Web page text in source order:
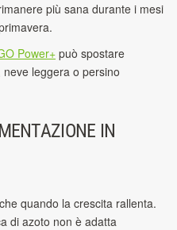
più sana durante i mesi
Power+ può spostare
leggera o persino
IN
quando la crescita rallenta.
di azoto non è adatta